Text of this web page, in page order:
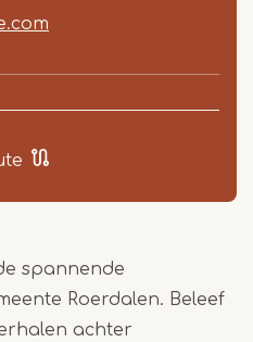
spannende
Roerdalen. Beleef
achter